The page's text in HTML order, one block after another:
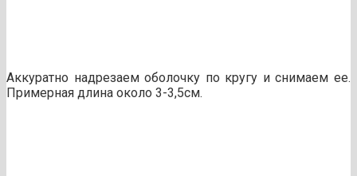
Аккуратно надрезаем оболочку по кругу и снимаем ее.
Примерная длина около 3-3,5см.